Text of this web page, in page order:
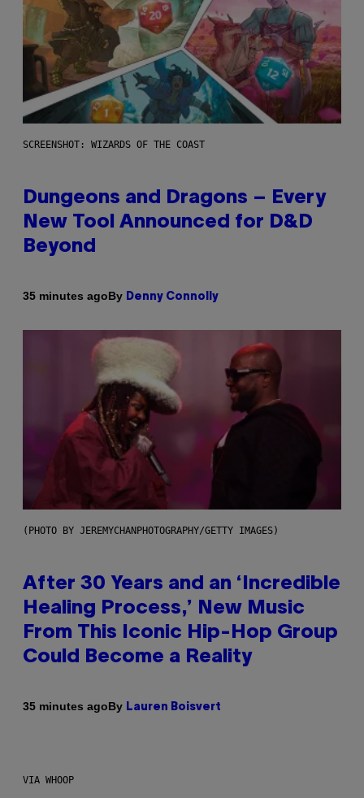
SCREENSHOT: WIZARDS OF THE COAST
Dungeons and Dragons – Every
New Tool Announced for D&D
Beyond
35 minutes agoBy Denny Connolly
(PHOTO BY JEREMYCHANPHOTOGRAPHY/GETTY IMAGES)
After 30 Years and an ‘Incredible
Healing Process,’ New Music
From This Iconic Hip-Hop Group
Could Become a Reality
35 minutes agoBy Lauren Boisvert
VIA WHOOP